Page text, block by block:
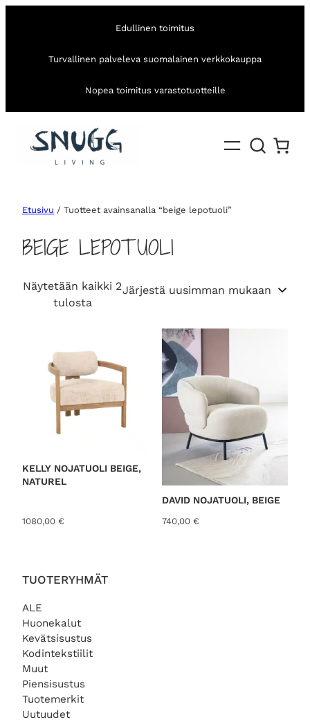
Edullinen toimitus
Turvallinen palveleva suomalainen verkkokauppa
Nopea toimitus varastotuotteille
TUOTERYHMÄT
ALE
Huonekalut
Kevätsisustus
Kodintekstiilit
Muut
Piensisustus
Tuotemerkit
Uutuudet
Etusivu / Tuotteet avainsanalla “beige lepotuoli”
BEIGE LEPOTUOLI
Näytetään kaikki 2
tulostaS
t
e
b
t
KELLY NOJATUOLI BEIGE,
NATUREL
1080,00 €
DAVID NOJATUOLI, BEIGE
740,00 €